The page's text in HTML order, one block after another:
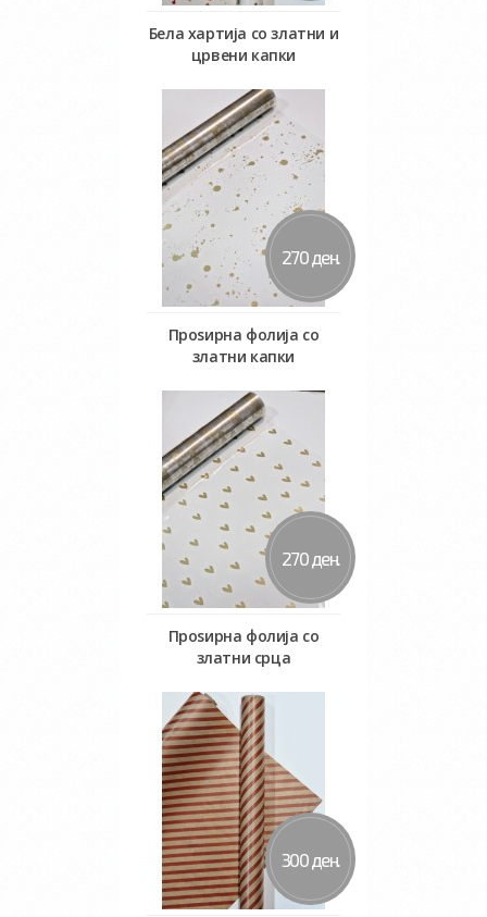
Бела хартија со златни и
црвени капки
Во кошничка
270 ден.
Проѕирна фолија со
златни капки
Во кошничка
270 ден.
Проѕирна фолија со
златни срца
Во кошничка
300 ден.